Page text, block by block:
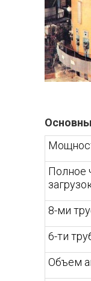
Полное
8-ми
6-ти
Объем